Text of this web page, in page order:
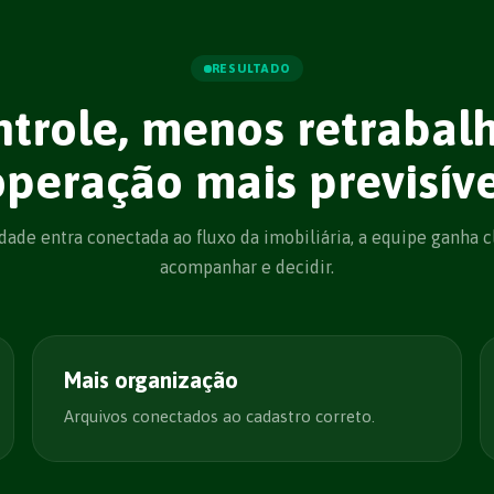
RESULTADO
menos
mais
entra conectada ao fluxo da imobiliária, a equipe ganha
acompanhar e decidir.
Mais organização
Arquivos conectados ao cadastro correto.